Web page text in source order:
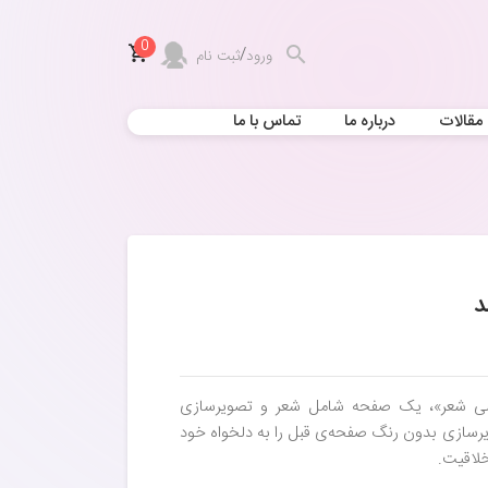
ورود/ثبت نام 0
مقالات درباره ما تماس با ما
شعر»، یک صفحه شامل شعر و تصویرسازی
بدون رنگ صفحه‌ی قبل را به دلخواه خود